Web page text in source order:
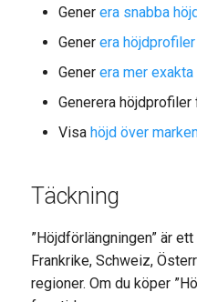
Gener era snabba
Gener era
Gener era mer
Generera höjdprofiler
Visa höjd över
Täckning
”Höjdförlängningen” är
Frankrike, Schweiz,
regioner. Om du köper